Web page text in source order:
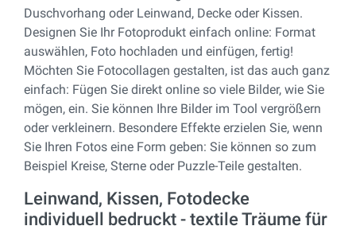
Duschvorhang oder Leinwand, Decke oder Kissen.
Designen Sie Ihr Fotoprodukt einfach online: Format
auswählen, Foto hochladen und einfügen, fertig!
Möchten Sie Fotocollagen gestalten, ist das auch ganz
einfach: Fügen Sie direkt online so viele Bilder, wie Sie
mögen, ein. Sie können Ihre Bilder im Tool vergrößern
oder verkleinern. Besondere Effekte erzielen Sie, wenn
Sie Ihren Fotos eine Form geben: Sie können so zum
Beispiel Kreise, Sterne oder Puzzle-Teile gestalten.
Leinwand, Kissen, Fotodecke
individuell bedruckt - textile Träume für